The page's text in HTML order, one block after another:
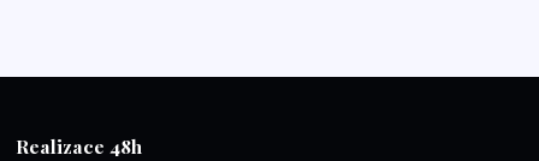
Realizace 48h